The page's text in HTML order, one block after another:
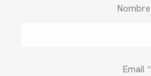
Nombre
Email *